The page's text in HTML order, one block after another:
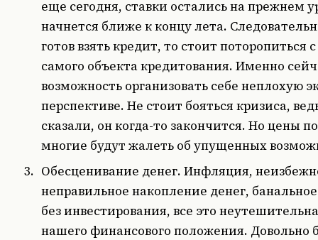
еще сегодня, ставки остались на прежнем
начнется ближе к концу лета.
готов взять кредит, то стоит поторопиться
самого объекта кредитования. Именно
возможность организовать себе неплохую
перспективе. Не стоит бояться кризиса,
сказали, он когда-то закончится. Но цены
многие будут жалеть об упущенных
Обесценивание денег. Инфляция,
неправильное накопление денег,
без инвестирования, все это
нашего финансового положения. Довольно